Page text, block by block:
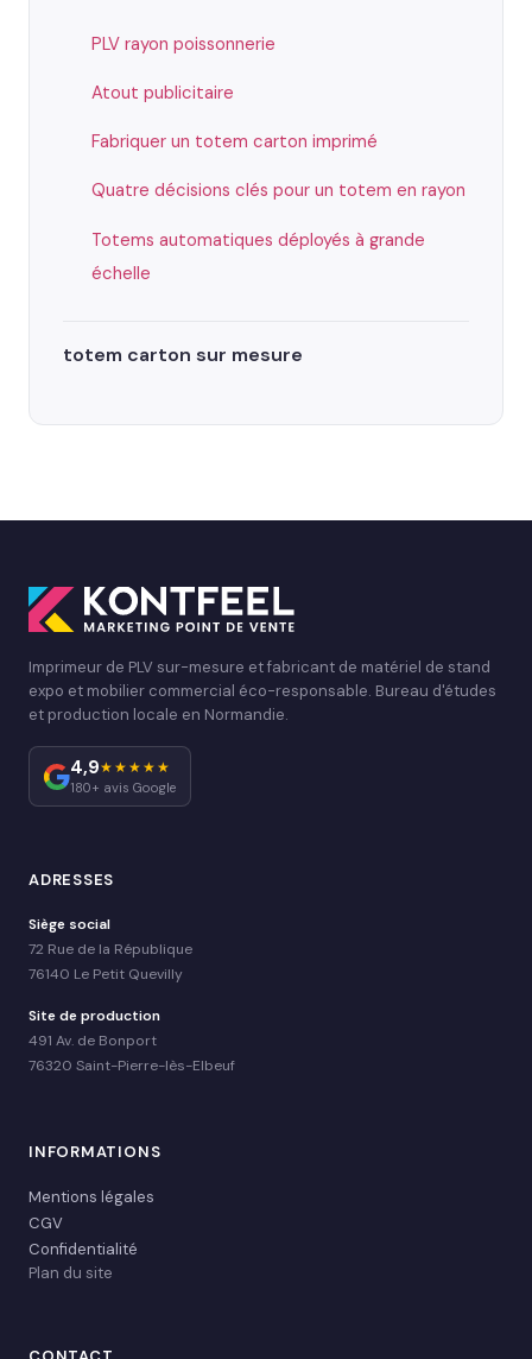
PLV rayon poissonnerie
Atout publicitaire
Fabriquer un totem carton imprimé
Quatre décisions clés pour un totem en rayon
Totems automatiques déployés à grande
échelle
totem carton sur mesure
Imprimeur de PLV sur-mesure et fabricant de matériel de stand
expo et mobilier commercial éco-responsable. Bureau d'études
et production locale en Normandie.
4,9★★★★★
180+ avis Google
ADRESSES
Siège social
72 Rue de la République
76140 Le Petit Quevilly
Site de production
491 Av. de Bonport
76320 Saint-Pierre-lès-Elbeuf
INFORMATIONS
Mentions légales
CGV
Confidentialité
Plan du site